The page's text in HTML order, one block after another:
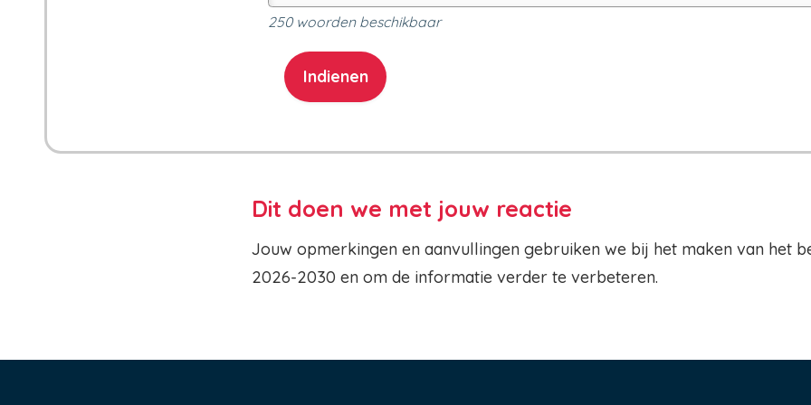
250woorden beschikbaar
Dit doen we met jouw reactie
Jouw opmerkingen en aanvullingen gebruiken we bij het maken van het
2026-2030 en om de informatie verder te verbeteren.